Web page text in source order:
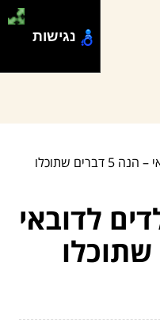
לוקחים את הילדים לדובאי – הנה 5 דברים שתוכלו
לדובאי
שתוכלו
נגישות